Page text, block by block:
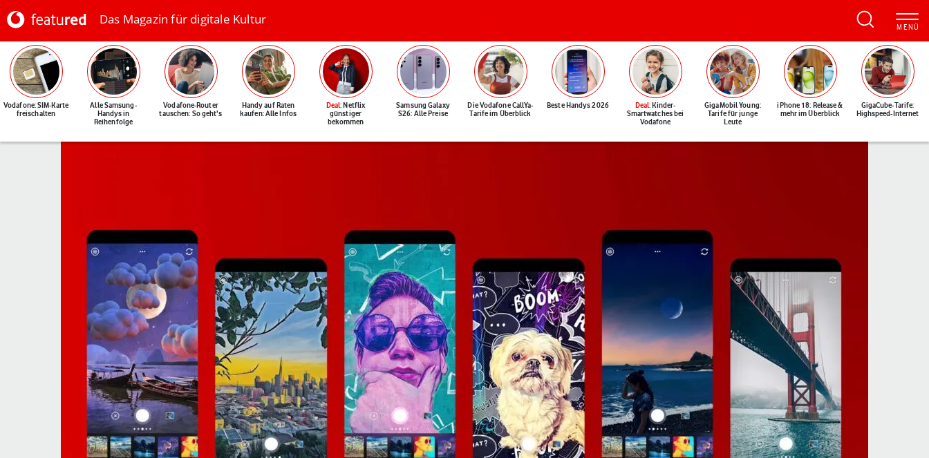
Das Magazin für digitale Kultur
Vodafone: SIM-Karte
freischalten
Alle Samsung-
Handys in
Reihenfolge
Vodafone-Router
tauschen: So geht's
Handy auf Raten
kaufen: Alle Infos
Deal: Netflix
günstiger
bekommen
Samsung Galaxy
S26: Alle Preise
Die Vodafone CallYa-
Tarife im Überblick
Beste Handys 2026 Deal: Kinder-
Smartwatches bei
Vodafone
GigaMobil Young:
Tarife für junge
Leute
iPhone 18: Release &
mehr im Überblick
GigaCube-Tarife:
Highspeed-Internet